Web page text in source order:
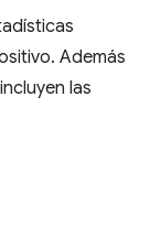
Además
las